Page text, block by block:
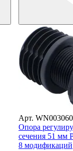
Арт.
Опора
сечения 51 мм
8 модификаций